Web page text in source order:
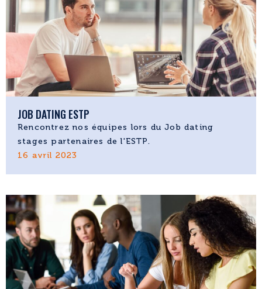
JOB DATING ESTP
Rencontrez nos équipes lors du Job dating
stages partenaires de l'ESTP.
16 avril 2023